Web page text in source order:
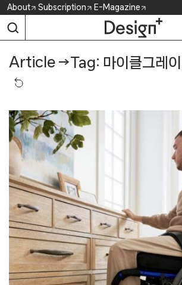
Skip
content
About Subscription E-Magazine
Article →Tag: 마이클그레